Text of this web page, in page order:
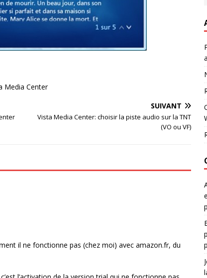
Media Center
SUIVANT
Vista Media Center: choisir la piste audio sur la TNT
(VO ou VF)
il ne fonctionne pas (chez moi) avec amazon.fr, du